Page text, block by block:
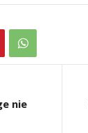
nie